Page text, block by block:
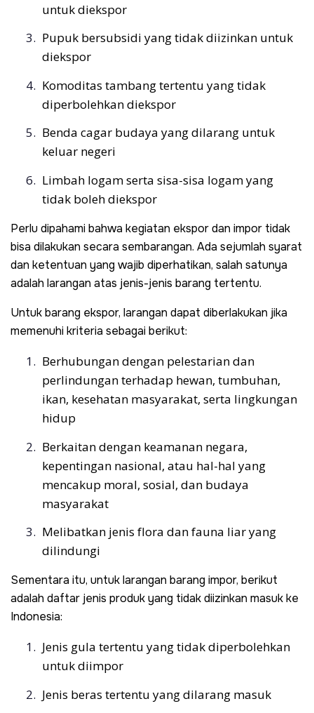
untuk diekspor
Pupuk bersubsidi yang tidak diizinkan untuk
diekspor
Komoditas tambang tertentu yang tidak
diperbolehkan diekspor
Benda cagar budaya yang dilarang untuk
keluar negeri
Limbah logam serta sisa-sisa logam yang
tidak boleh diekspor
Perlu dipahami bahwa kegiatan ekspor dan impor tidak
bisa dilakukan secara sembarangan. Ada sejumlah syarat
dan ketentuan yang wajib diperhatikan, salah satunya
adalah larangan atas jenis-jenis barang tertentu.
Untuk barang ekspor, larangan dapat diberlakukan jika
memenuhi kriteria sebagai berikut:
Berhubungan dengan pelestarian dan
perlindungan terhadap hewan, tumbuhan,
ikan, kesehatan masyarakat, serta lingkungan
hidup
Berkaitan dengan keamanan negara,
kepentingan nasional, atau hal-hal yang
mencakup moral, sosial, dan budaya
masyarakat
Melibatkan jenis flora dan fauna liar yang
dilindungi
Sementara itu, untuk larangan barang impor, berikut
adalah daftar jenis produk yang tidak diizinkan masuk ke
Indonesia:
Jenis gula tertentu yang tidak diperbolehkan
untuk diimpor
Jenis beras tertentu yang dilarang masuk